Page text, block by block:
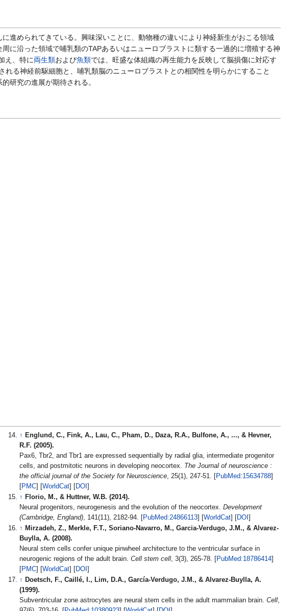
進められてきている。興味深いことに、動物種の違いにより神経新生がおこる領域
に沿った領域で哺乳類のTAPあるいはニューロブラストに類する一過的に増殖する神
え、特に両生類および魚類では、旺盛な体組織の再生能力を反映して脳損傷に対応す
れる神経前駆細胞と、哺乳類脳のニューロブラストとの相関性を明らかにすること
研究の進展が期待される。
↑ Englund, C., Fink, A., Lau, C., Pham, D., Daza, R.A., Bulfone, A., ..., & Hevner,
R.F. (2005).
Pax6, Tbr2, and Tbr1 are expressed sequentially by radial glia, intermediate progenitor
cells, and postmitotic neurons in developing neocortex. The Journal of neuroscience :
the official journal of the Society for Neuroscience
, 25(1), 247-51. [PubMed:15634788]
[PMC ] [WorldCat ] [DOI ]
↑ Florio, M., & Huttner, W.B. (2014).
Neural progenitors, neurogenesis and the evolution of the neocortex. Development
(Cambridge, England)
PubMed:24866113 WorldCat DOI
↑ Mirzadeh, Z., Merkle, F.T., Soriano-Navarro, M., Garcia-Verdugo, J.M., & Alvarez-
Buylla, A. (2008).
Neural stem cells confer unique pinwheel architecture to the ventricular surface in
neurogenic regions of the adult brain. Cell stem cell PubMed:18786414]
PMC WorldCat DOI
↑ Doetsch, F., Caillé, I., Lim, D.A., García-Verdugo, J.M., & Alvarez-Buylla, A.
(1999).
Subventricular zone astrocytes are neural stem cells in the adult mammalian brain. Cell,